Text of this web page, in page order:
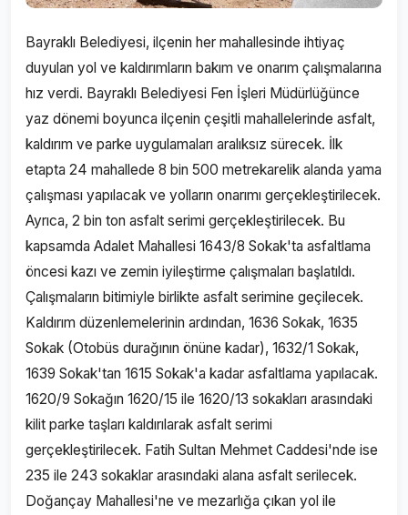
Bayraklı Belediyesi, ilçenin her mahallesinde ihtiyaç
duyulan yol ve kaldırımların bakım ve onarım çalışmalarına
hız verdi. Bayraklı Belediyesi Fen İşleri Müdürlüğünce
yaz dönemi boyunca ilçenin çeşitli mahallelerinde asfalt,
kaldırım ve parke uygulamaları aralıksız sürecek. İlk
etapta 24 mahallede 8 bin 500 metrekarelik alanda yama
çalışması yapılacak ve yolların onarımı gerçekleştirilecek.
Ayrıca, 2 bin ton asfalt serimi gerçekleştirilecek. Bu
kapsamda Adalet Mahallesi 1643/8 Sokak'ta asfaltlama
öncesi kazı ve zemin iyileştirme çalışmaları başlatıldı.
Çalışmaların bitimiyle birlikte asfalt serimine geçilecek.
Kaldırım düzenlemelerinin ardından, 1636 Sokak, 1635
Sokak (Otobüs durağının önüne kadar), 1632/1 Sokak,
1639 Sokak'tan 1615 Sokak'a kadar asfaltlama yapılacak.
1620/9 Sokağın 1620/15 ile 1620/13 sokakları arasındaki
kilit parke taşları kaldırılarak asfalt serimi
gerçekleştirilecek. Fatih Sultan Mehmet Caddesi'nde ise
235 ile 243 sokaklar arasındaki alana asfalt serilecek.
Doğançay Mahallesi'ne ve mezarlığa çıkan yol ile